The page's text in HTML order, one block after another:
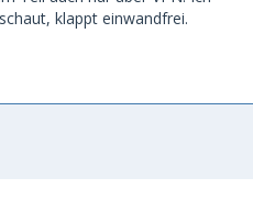
klappt einwandfrei.